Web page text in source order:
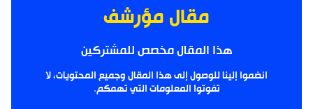
مقال مؤرشف
هذا المقال مخصص للمشتركين
انضموا إلينا للوصول إلى هذا المقال وجميع المحتويات، لا
تفوتوا المعلومات التي تهمكم.